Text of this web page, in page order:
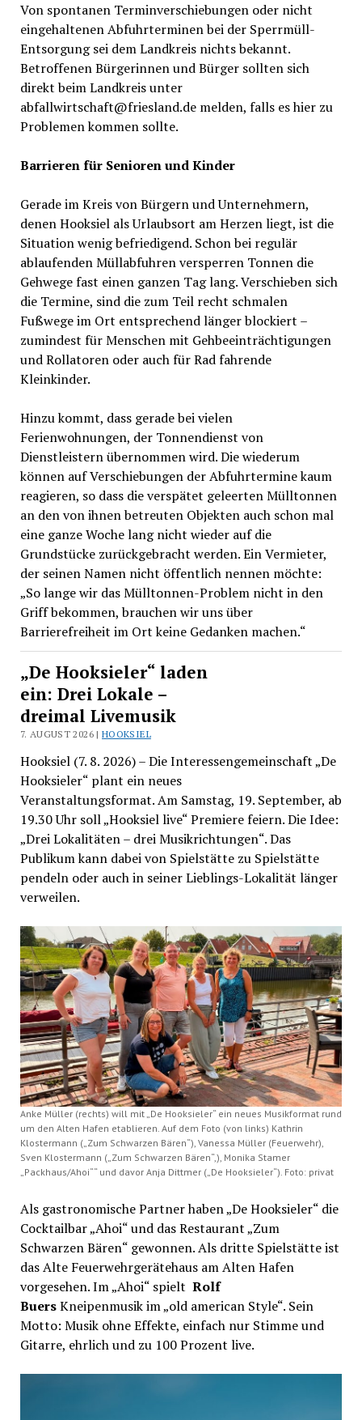
Von spontanen Terminverschiebungen oder nicht
eingehaltenen Abfuhrterminen bei der Sperrmüll-
Entsorgung sei dem Landkreis nichts bekannt.
Betroffenen Bürgerinnen und Bürger sollten sich
direkt beim Landkreis unter
abfallwirtschaft@friesland.de melden, falls es hier zu
Problemen kommen sollte.
Barrieren für Senioren und Kinder
Gerade im Kreis von Bürgern und Unternehmern,
denen Hooksiel als Urlaubsort am Herzen liegt, ist die
Situation wenig befriedigend. Schon bei regulär
ablaufenden Müllabfuhren versperren Tonnen die
Gehwege fast einen ganzen Tag lang. Verschieben sich
die Termine, sind die zum Teil recht schmalen
Fußwege im Ort entsprechend länger blockiert –
zumindest für Menschen mit Gehbeeinträchtigungen
und Rollatoren oder auch für Rad fahrende
Kleinkinder.
Hinzu kommt, dass gerade bei vielen
Ferienwohnungen, der Tonnendienst von
Dienstleistern übernommen wird. Die wiederum
können auf Verschiebungen der Abfuhrtermine kaum
reagieren, so dass die verspätet geleerten Mülltonnen
an den von ihnen betreuten Objekten auch schon mal
eine ganze Woche lang nicht wieder auf die
Grundstücke zurückgebracht werden. Ein Vermieter,
der seinen Namen nicht öffentlich nennen möchte:
„So lange wir das Mülltonnen-Problem nicht in den
Griff bekommen, brauchen wir uns über
Barrierefreiheit im Ort keine Gedanken machen.“
„De Hooksieler“ laden
ein: Drei Lokale –
dreimal Livemusik
7. AUGUST 2026 |HOOKSIEL
Hooksiel (7. 8. 2026) – Die Interessengemeinschaft „De
Hooksieler“ plant ein neues
Veranstaltungsformat. Am Samstag, 19. September, ab
19.30 Uhr soll „Hooksiel live“ Premiere feiern. Die Idee:
„Drei Lokalitäten – drei Musikrichtungen“. Das
Publikum kann dabei von Spielstätte zu Spielstätte
pendeln oder auch in seiner Lieblings-Lokalität länger
verweilen.
Anke Müller (rechts) will mit „De Hooksieler“ ein neues Musikformat rund
um den Alten Hafen etablieren. Auf dem Foto (von links) Kathrin
Klostermann („Zum Schwarzen Bären“), Vanessa Müller (Feuerwehr),
Sven Klostermann („Zum Schwarzen Bären“,), Monika Stamer
„Packhaus/Ahoi““ und davor Anja Dittmer („De Hooksieler“). Foto: privat
Als gastronomische Partner haben „De Hooksieler“ die
Cocktailbar „Ahoi“ und das Restaurant „Zum
Schwarzen Bären“ gewonnen. Als dritte Spielstätte ist
das Alte Feuerwehrgerätehaus am Alten Hafen
vorgesehen. Im „Ahoi“ spielt Rolf
BuersKneipenmusik im „old american Style“. Sein
Motto: Musik ohne Effekte, einfach nur Stimme und
Gitarre, ehrlich und zu 100 Prozent live.